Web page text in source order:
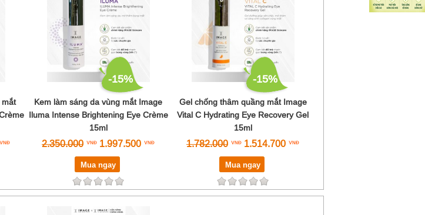
-15%
Kem làm sáng da vùng mắt Image
Iluma Intense Brightening Eye Crème
15ml
2.350.000 1.997.500
Mua ngay
-15%
Gel chống thâm quầng mắt Image
Vital C Hydrating Eye Recovery Gel
15ml
1.782.000 1.514.700
Mua ngay